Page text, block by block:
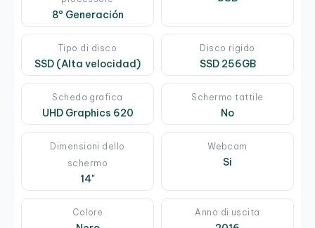
8º Generación
Tipo di disco
SSD (Alta velocidad)
Disco rigido
SSD 256GB
Scheda grafica
UHD Graphics 620
Schermo tattile
No
Dimensioni dello
schermo
14"
Webcam
Si
Colore Anno di uscita